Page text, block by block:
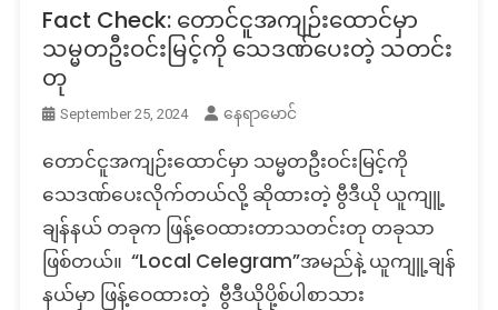
Fact Check: တောင်ငူအကျဉ်းထောင်မှာ
သမ္မတဦးဝင်းမြင့်ကို သေဒဏ်ပေးတဲ့ သတင်း
တု
September 25, 2024 နေရာမောင်
တောင်ငူအကျဉ်းထောင်မှာ သမ္မတဦးဝင်းမြင့်ကို
သေဒဏ်ပေးလိုက်တယ်လို့ ဆိုထားတဲ့ ဗွီဒီယို ယူကျူ့
ချန်နယ် တခုက ဖြန့်ဝေထားတာသတင်းတု တခုသာ
ဖြစ်တယ်။ “Local Celegram”အမည်နဲ့ ယူကျူ့ချန်
နယ်မှာ ဖြန့်ဝေထားတဲ့ ဗွီဒီယိုပို့စ်ပါစာသား